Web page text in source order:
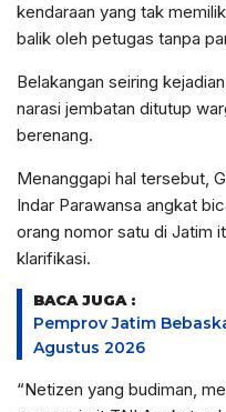
kendaraan yang tak
balik oleh petugas tanpa
Belakangan seiring
narasi jembatan ditutup
berenang.
Menanggapi hal tersebut,
Indar Parawansa angkat
orang nomor satu di Jatim
klarifikasi.
BACA JUGA :
Pemprov Jatim
Agustus 2026
“Netizen yang budiman,